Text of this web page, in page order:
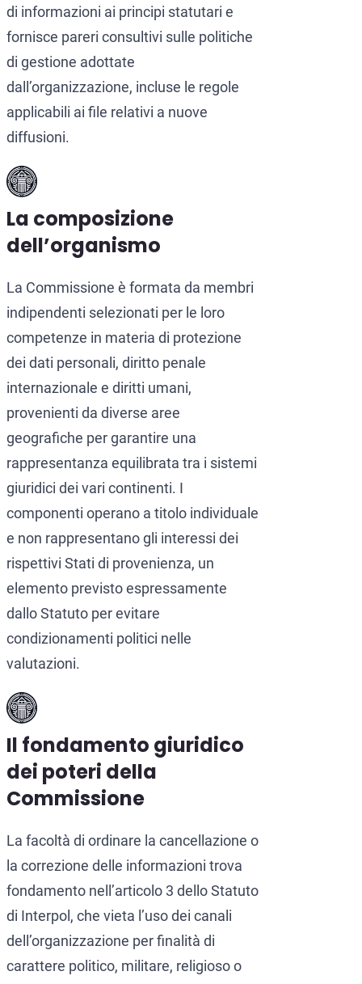
di informazioni ai principi statutari e
fornisce pareri consultivi sulle politiche
di gestione adottate
dall’organizzazione, incluse le regole
applicabili ai file relativi a nuove
diffusioni.
La composizione
dell’organismo
La Commissione è formata da membri
indipendenti selezionati per le loro
competenze in materia di protezione
dei dati personali, diritto penale
internazionale e diritti umani,
provenienti da diverse aree
geografiche per garantire una
rappresentanza equilibrata tra i sistemi
giuridici dei vari continenti. I
componenti operano a titolo individuale
e non rappresentano gli interessi dei
rispettivi Stati di provenienza, un
elemento previsto espressamente
dallo Statuto per evitare
condizionamenti politici nelle
valutazioni.
Il fondamento giuridico
dei poteri della
Commissione
La facoltà di ordinare la cancellazione o
la correzione delle informazioni trova
fondamento nell’articolo 3 dello Statuto
di Interpol, che vieta l’uso dei canali
dell’organizzazione per finalità di
carattere politico, militare, religioso o